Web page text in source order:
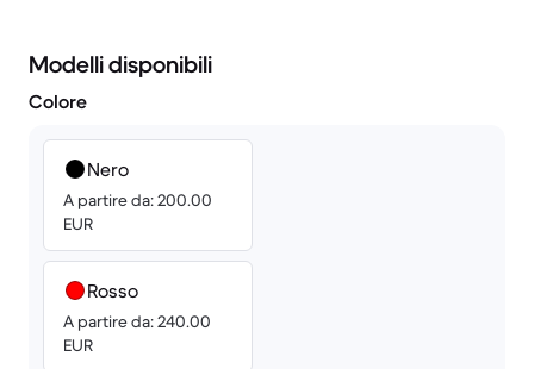
Modelli disponibili
Colore
Nero
A partire da: 200.00
EUR
Rosso
A partire da: 240.00
EUR